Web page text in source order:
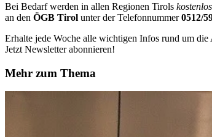
Bei Bedarf werden in allen Regionen Tirols
an den ÖGB Tirol unter der Telefonnummer0512/
Erhalte jede Woche alle wichtigen Infos rund um die
Jetzt Newsletter abonnieren!
Mehr zum Thema